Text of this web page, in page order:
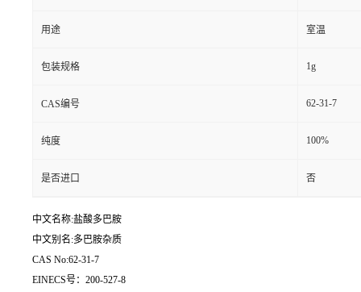
用途 室温
包装规格 1g
CAS编号 62-31-7
纯度 100%
是否进口 否
中文名称:盐酸多巴胺
中文别名:多巴胺杂质
CAS No:62-31-7
EINECS号：200-527-8